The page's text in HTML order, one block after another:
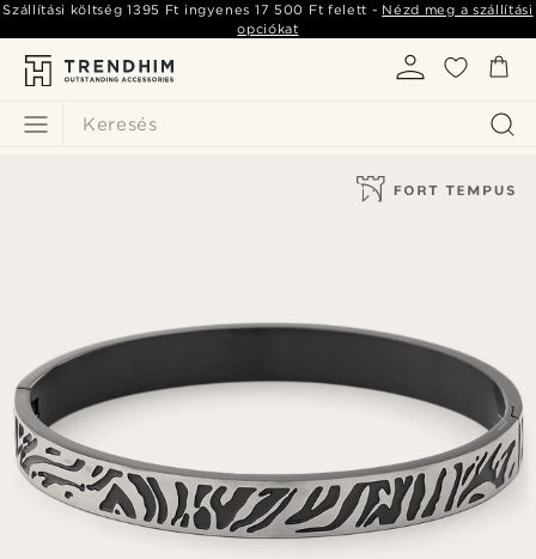
Keresés
Szállítási költség1395 Ft ingyenes 17 500 Ft felett - Nézd meg a szállítási
opciókat